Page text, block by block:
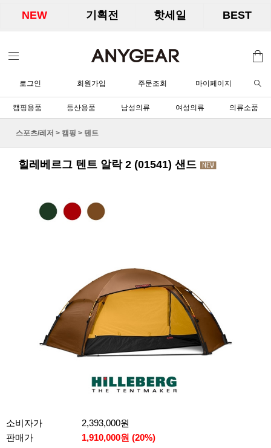
NEW 기획전 핫세일 BEST
로그인 회원가입 주문조회 마이페이지
캠핑용품 등산용품 남성의류 여성의류 의류소품
스포츠/레저 > 캠핑 > 텐트
힐레베르그 텐트 알락 2 (01541) 샌드
소비자가
2,393,000원
판매가
1,910,000원 (20%)